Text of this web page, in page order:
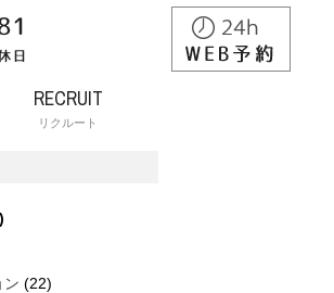
RECRUIT
リクルート
ン (22)